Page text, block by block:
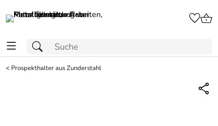
< Prospekthalter aus Zunderstahl